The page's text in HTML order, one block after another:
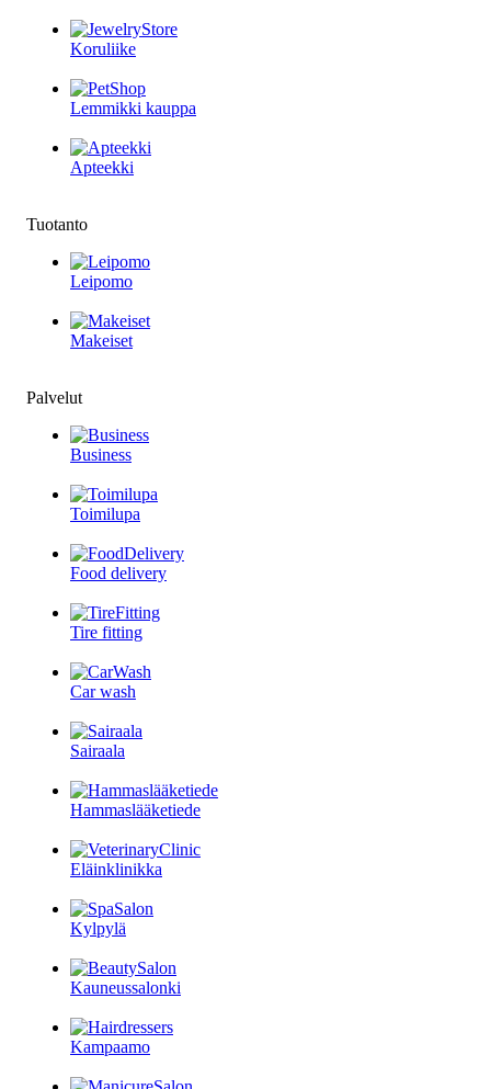
Koruliike
Lemmikki kauppa
Apteekki
Tuotanto
Leipomo
Makeiset
Palvelut
Business
Toimilupa
Food delivery
Tire fitting
Car wash
Sairaala
Hammaslääketiede
Eläinklinikka
Kylpylä
Kauneussalonki
Kampaamo